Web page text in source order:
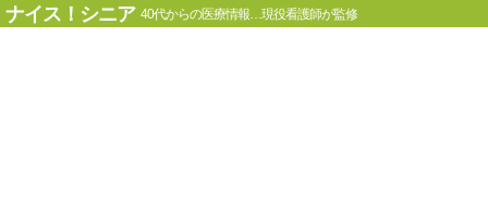
ナイス！シニア 40代からの医療情報…現役看護師が監修